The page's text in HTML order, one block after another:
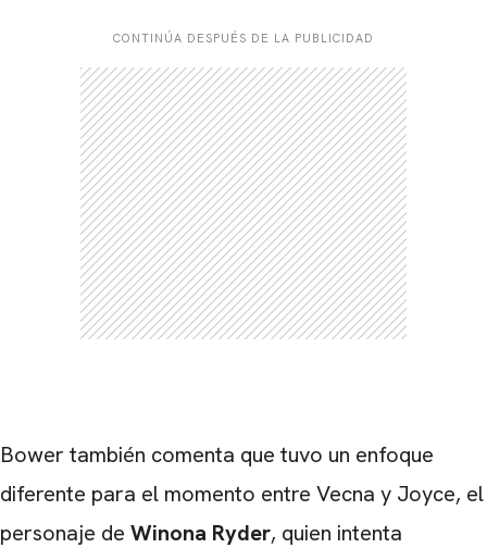
CONTINÚA DESPUÉS DE LA PUBLICIDAD
Bower también comenta que tuvo un enfoque
diferente para el momento entre Vecna ​​y Joyce, el
personaje de Winona Ryder, quien intenta